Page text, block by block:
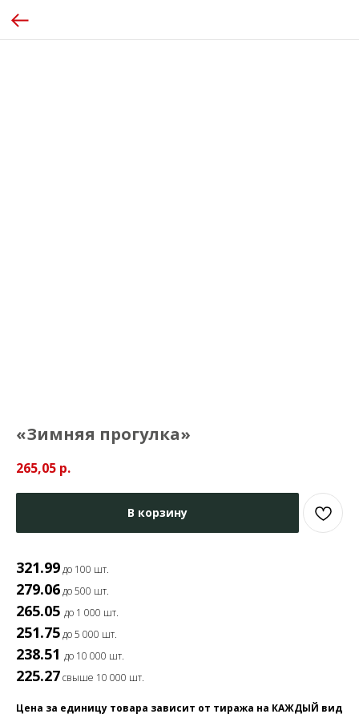
«Зимняя прогулка»
265,05 р.
В корзину
321.99до 100 шт.
279.06до 500 шт.
265.05 до 1 000 шт.
251.75до 5 000 шт.
238.51 до 10 000 шт.
225.27свыше 10 000 шт.
Цена за единицу товара зависит от тиража на КАЖДЫЙ вид